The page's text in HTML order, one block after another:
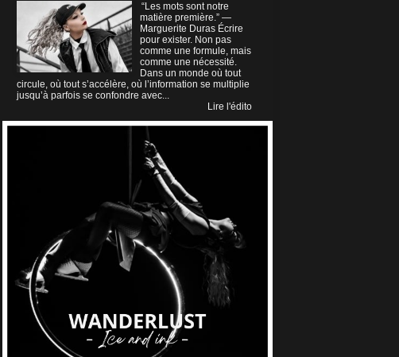
“Les mots sont notre
matière première.” —
Marguerite Duras Écrire
pour exister. Non pas
comme une formule, mais
comme une nécessité.
Dans un monde où tout
circule, où tout s’accélère, où l’information se multiplie
jusqu’à parfois se confondre avec...
Lire l'édito